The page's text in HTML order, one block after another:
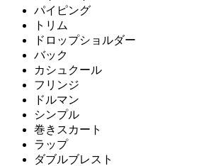
パイピング
トリム
ドロップショルダー
バック
カシュクール
フリンジ
ドルマン
シンプル
巻きスカート
ラップ
ダブルブレスト